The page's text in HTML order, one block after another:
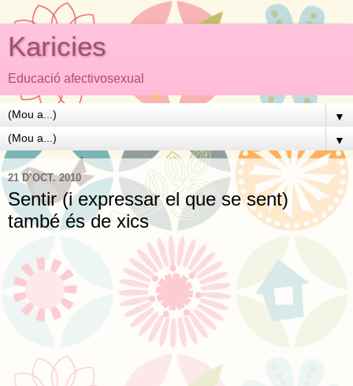
Karicies
Educació afectivosexual
▼
▼
21 D’OCT. 2010
Sentir (i expressar el que se sent)
també és de xics